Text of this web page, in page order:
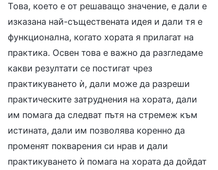
Това, което е от решаващо значение, е дали е
изказана най-съществената идея и дали тя е
функционална, когато хората я прилагат на
практика. Освен това е важно да разгледаме
какви резултати се постигат чрез
практикуването ѝ, дали може да разреши
практическите затруднения на хората, дали
им помага да следват пътя на стремеж към
истината, дали им позволява коренно да
променят покварения си нрав и дали
практикуването ѝ помага на хората да дойдат